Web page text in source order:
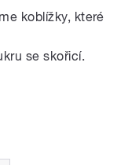
koblížky, které
se skořicí.